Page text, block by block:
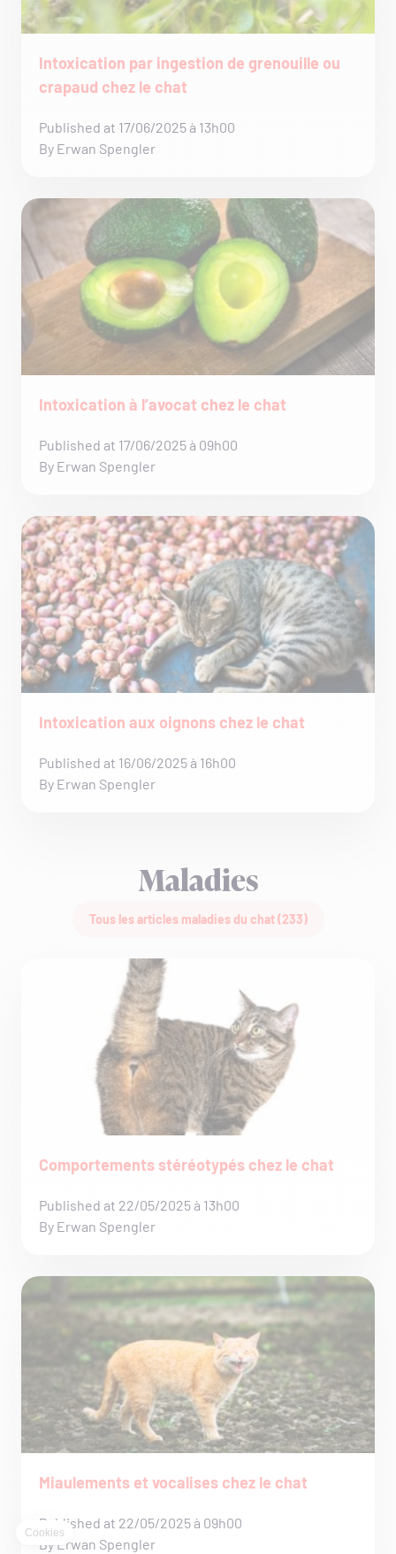
Intoxication par ingestion de grenouille ou
crapaud chez le chat
Published at 17/06/2025 à 13h00
By Erwan Spengler
Intoxication à l’avocat chez le chat
Published at 17/06/2025 à 09h00
By Erwan Spengler
Intoxication aux oignons chez le chat
Published at 16/06/2025 à 16h00
By Erwan Spengler
Maladies
Tous les articles maladies du chat (233)
Comportements stéréotypés chez le chat
Published at 22/05/2025 à 13h00
By Erwan Spengler
Miaulements et vocalises chez le chat
Published at 22/05/2025 à 09h00
By Erwan Spengler